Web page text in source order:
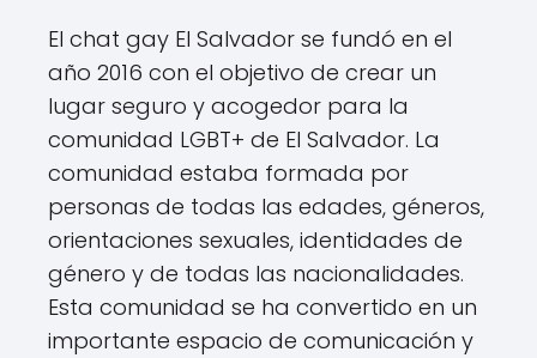
El chat gay El Salvador se fundó en el
año 2016 con el objetivo de crear un
lugar seguro y acogedor para la
comunidad LGBT+ de El Salvador. La
comunidad estaba formada por
personas de todas las edades, géneros,
orientaciones sexuales, identidades de
género y de todas las nacionalidades.
Esta comunidad se ha convertido en un
importante espacio de comunicación y